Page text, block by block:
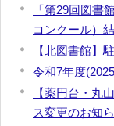
「第29回図書
コンクール）
【北図書館】
令和7年度
【薬円台・丸
ス変更のお知